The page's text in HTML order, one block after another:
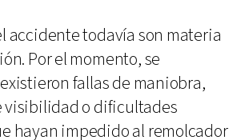
accidente todavía son materia
Por el momento, se
fallas de maniobra,
visibilidad o dificultades
hayan impedido al remolcador